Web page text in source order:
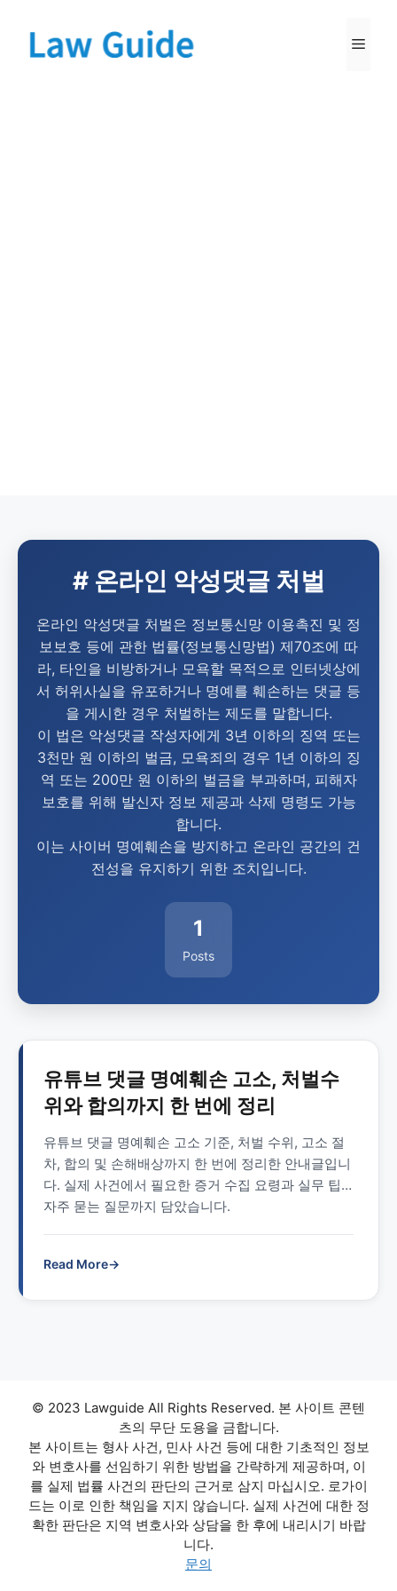
# 온라인 악성댓글 처벌
온라인 악성댓글 처벌은 정보통신망 이용촉진 및 정
보보호 등에 관한 법률(정보통신망법) 제70조에 따
라, 타인을 비방하거나 모욕할 목적으로 인터넷상에
서 허위사실을 유포하거나 명예를 훼손하는 댓글 등
을 게시한 경우 처벌하는 제도를 말합니다.
이 법은 악성댓글 작성자에게 3년 이하의 징역 또는
3천만 원 이하의 벌금, 모욕죄의 경우 1년 이하의 징
역 또는 200만 원 이하의 벌금을 부과하며, 피해자
보호를 위해 발신자 정보 제공과 삭제 명령도 가능
합니다.
이는 사이버 명예훼손을 방지하고 온라인 공간의 건
전성을 유지하기 위한 조치입니다.
1
Posts
유튜브 댓글 명예훼손 고소, 처벌수
위와 합의까지 한 번에 정리
유튜브 댓글 명예훼손 고소 기준, 처벌 수위, 고소 절
차, 합의 및 손해배상까지 한 번에 정리한 안내글입니
다. 실제 사건에서 필요한 증거 수집 요령과 실무 팁,
자주 묻는 질문까지 담았습니다.
Read More→
© 2023 Lawguide All Rights Reserved. 본 사이트 콘텐
츠의 무단 도용을 금합니다.
본 사이트는 형사 사건, 민사 사건 등에 대한 기초적인 정보
와 변호사를 선임하기 위한 방법을 간략하게 제공하며, 이
를 실제 법률 사건의 판단의 근거로 삼지 마십시오. 로가이
드는 이로 인한 책임을 지지 않습니다. 실제 사건에 대한 정
확한 판단은 지역 변호사와 상담을 한 후에 내리시기 바랍
니다.
문의